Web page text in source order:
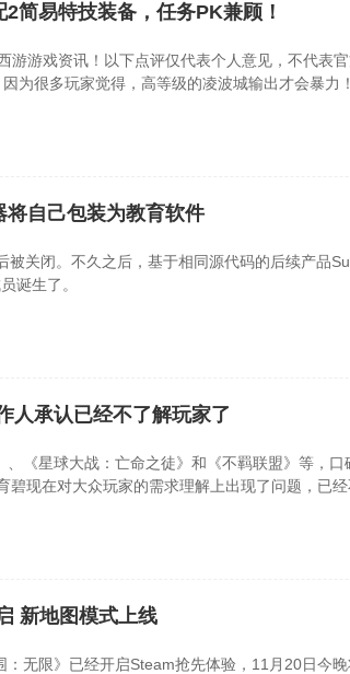
简易特技装备，任务PK兼顾！
游戏资讯！以下点评仅代表个人意见，不代表
为很多玩家觉得，高等级的凌波城输出才会暴力！
自己包装为教育软件
关闭。不久之后，基于相同源代码的后续产品
诞生了。
人承认已经不了解玩家了
《星球大战：亡命之徒》和《不羁联盟》等，口
现在对大众玩家的需求理解上出现了问题，已经
新地图模式上线
无限》已经开启Steam抢先体验，11月20日今